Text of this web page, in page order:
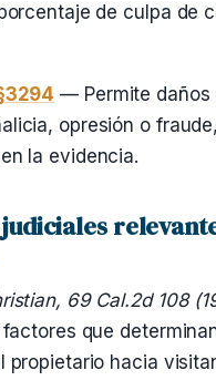
de culpa de
— Permite daños
opresión o
la evidencia.
69 Cal.2d 108
que
propietario hacia